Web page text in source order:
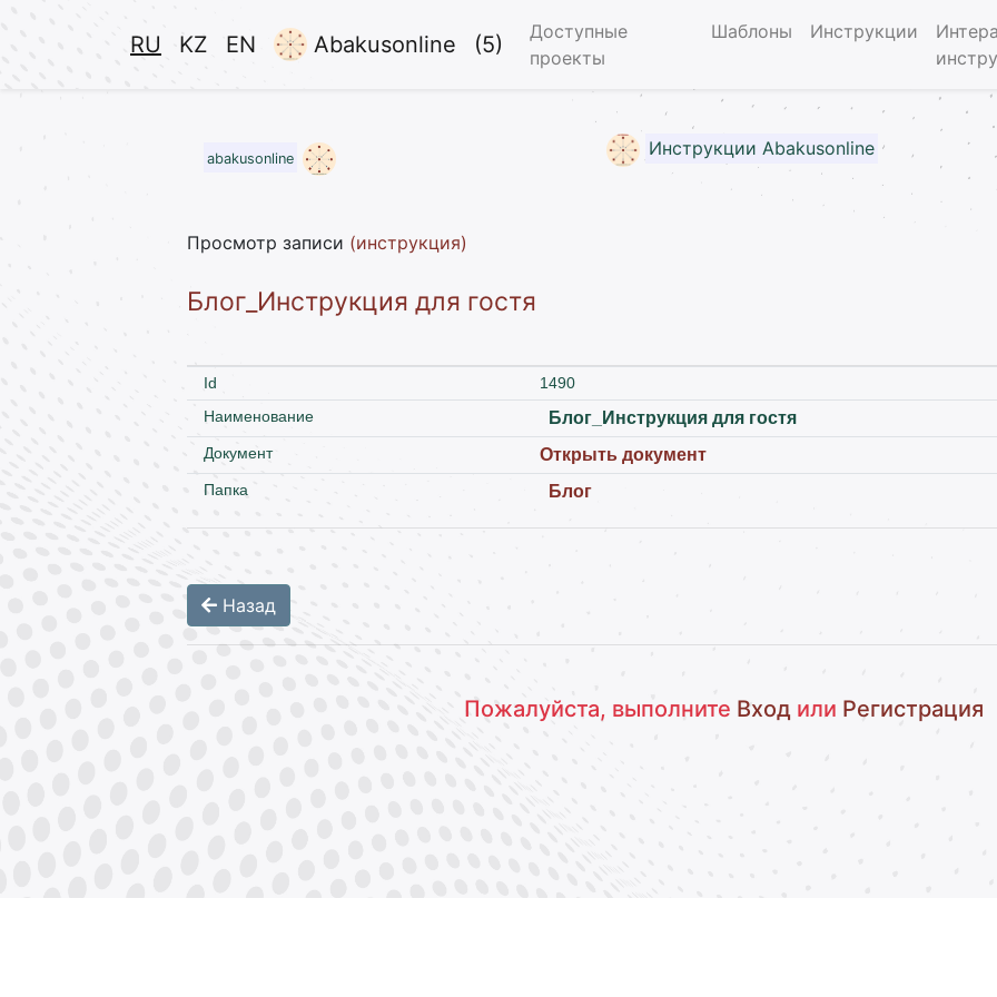
RU KZ EN Abakusonline (5)
Доступные
проекты
Шаблоны Инструкции
abakusonline Инструкции Abakusonline
Просмотр записи (инструкция)
Блог_Инструкция для гостя
Id
1490
Наименование
Блог_Инструкция для гостя
Документ Открыть документ
Папка Блог
Назад
Пожалуйста, выполните Вход или Регистрация